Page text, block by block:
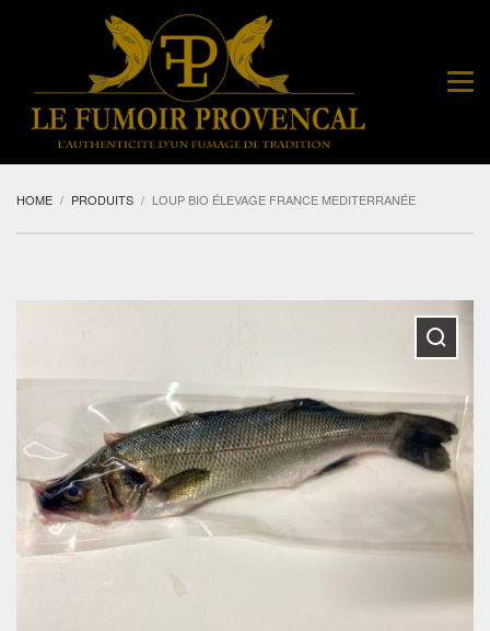
HOME PRODUITS LOUP BIO ÉLEVAGE FRANCE MEDITERRANÉE